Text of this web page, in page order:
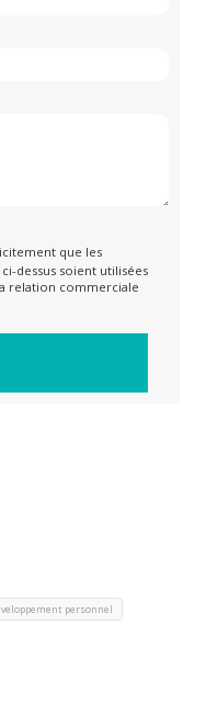
que les
dessus soient utilisées
relation commerciale
personnel